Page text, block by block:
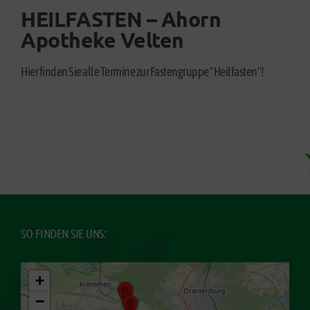
HEILFASTEN – Ahorn
Apotheke Velten
Hier finden Sie alle Termine zur Fastengruppe "Heilfasten"!
SO FINDEN SIE UNS:
+
−